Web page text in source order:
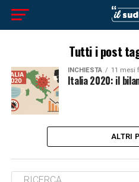
Tutti i post
INCHIESTA 11 mesi
Italia 2020: il
ALTRI